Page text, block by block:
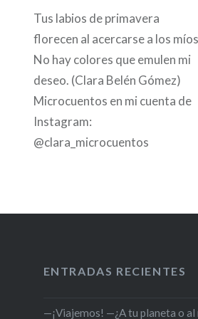
Tus labios de primavera
florecen al acercarse a los
No hay colores que emulen mi
deseo. (Clara Belén Gómez)
Microcuentos en mi cuenta de
Instagram:
@clara_microcuentos
ENTRADAS RECIENTES
—¡Viajemos! —¿A tu planeta o